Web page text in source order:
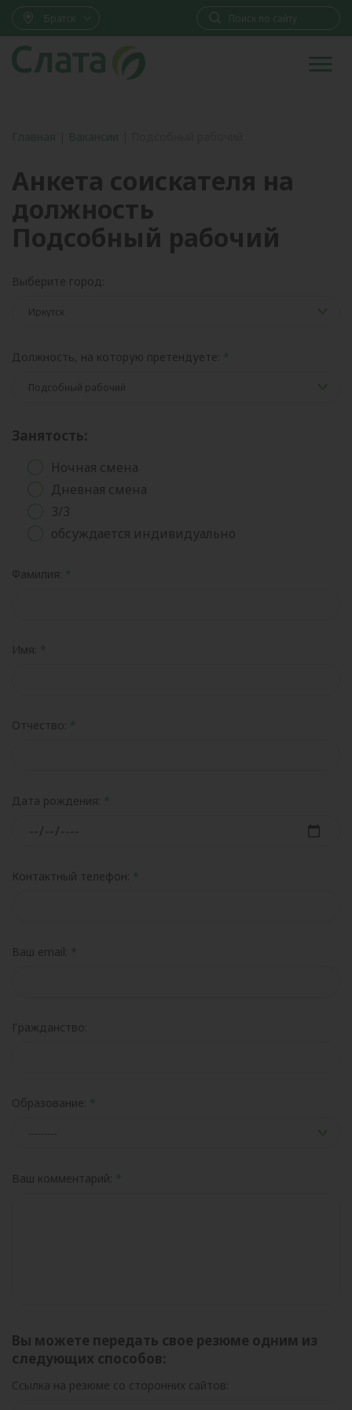
Братск
Главная Вакансии
Анкета соискателя на
должность
Подсобный рабочий
Выберите город:
Должность, на которую претендуете:
Занятость:
Ночная смена
Дневная смена
3/3
обсуждается индивидуально
Фамилия:
Имя:
Отчество:
Дата рождения:
Контактный телефон:
Ваш email:
Гражданство:
Образование:
Ваш комментарий:
Вы можете передать свое резюме одним из
следующих способов:
Ссылка на резюме со сторонних сайтов: